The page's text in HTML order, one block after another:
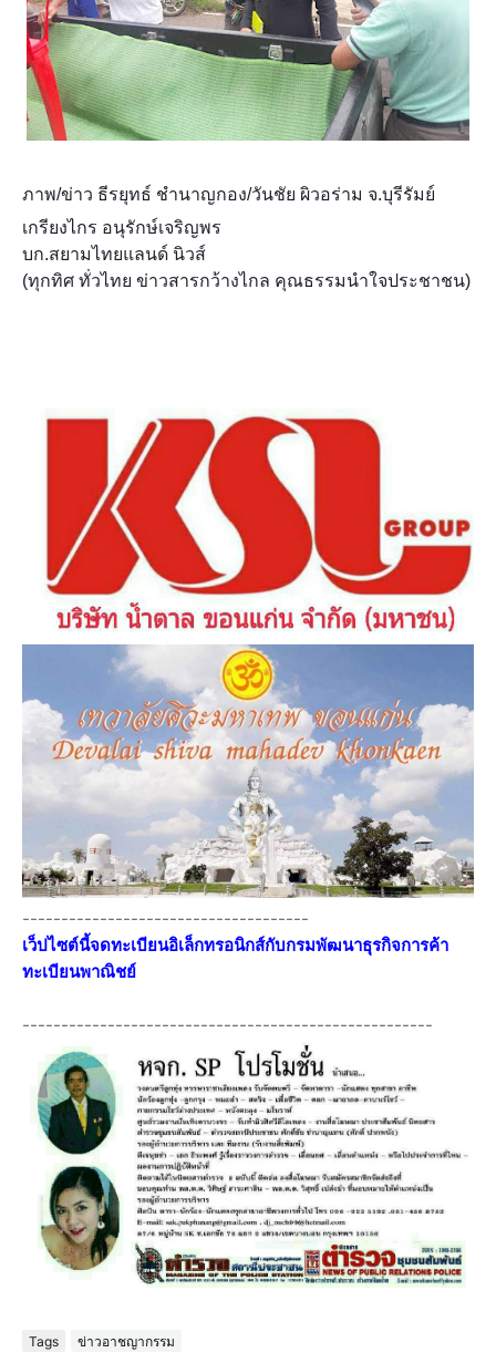
ภาพ/ข่าว ธีรยุทธ์ ชำนาญกอง/วันชัย ผิวอร่าม จ.บุรีรัมย์
เกรียงไกร อนุรักษ์เจริญพร
บก.สยามไทยแลนด์ นิวส์
(ทุกทิศ ทั่วไทย ข่าวสารกว้างไกล คุณธรรมนำใจประชาชน)
-------------------------------------
เว็ปไซต์นี้จดทะเบียนอิเล็กทรอนิกส์กับกรมพัฒนาธุรกิจการค้า
ทะเบียนพาณิชย์
-----------------------------------------------------
Tags ข่าวอาชญากรรม